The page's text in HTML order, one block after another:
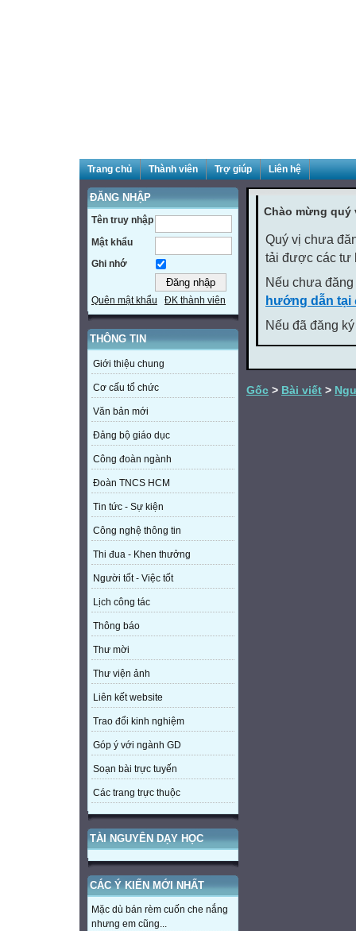
Trang chủ Thành viên Trợ giúp Liên hệ
ĐĂNG NHẬP
Tên truy nhập
Mật khẩu
Ghi nhớ
Quên mật khẩu ĐK thành viên
THÔNG TIN
Giới thiệu chung
Cơ cấu tổ chức
Văn bản mới
Đảng bộ giáo dục
Công đoàn ngành
Đoàn TNCS HCM
Tin tức - Sự kiện
Công nghệ thông tin
Thi đua - Khen thưởng
Người tốt - Việc tốt
Lịch công tác
Thông báo
Thư mời
Thư viện ảnh
Liên kết website
Trao đổi kinh nghiệm
Góp ý với ngành GD
Soạn bài trực tuyến
Các trang trực thuộc
TÀI NGUYÊN DẠY HỌC
CÁC Ý KIẾN MỚI NHẤT
Mặc dù bán rèm cuốn che nắng
nhưng em cũng...
Chào mừng
Quý vị chưa
tải được các tư
Nếu chưa
hướng dẫn tại
Nếu đã đăng
Gốc > Bài viết >